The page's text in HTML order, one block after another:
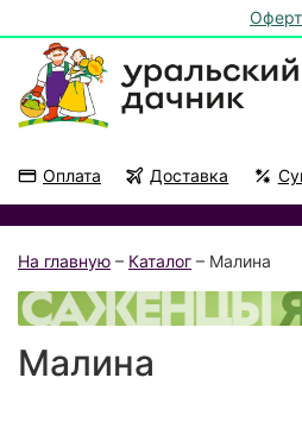
Оплата Доставка
На главную – Каталог – Малина
Малина